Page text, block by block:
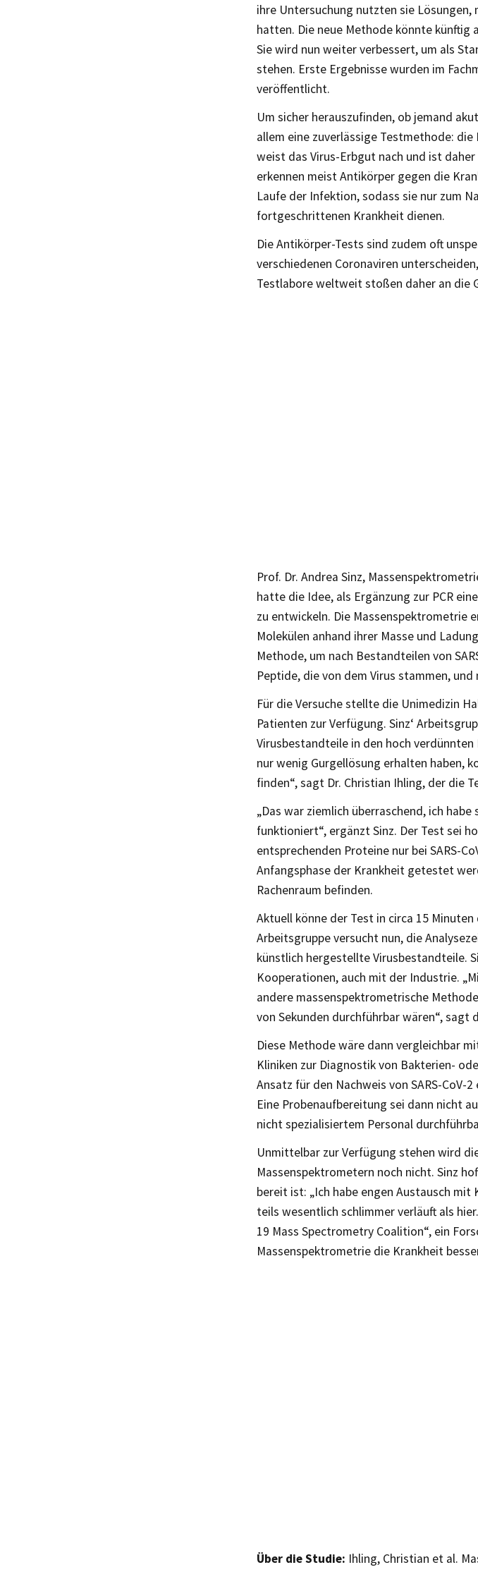
ihre Untersuchung nutzten sie
hatten. Die neue Methode könnte künftig
Sie wird nun weiter verbessert, um als
stehen. Erste Ergebnisse wurden im
veröffentlicht.
Um sicher herauszufinden, ob jemand
allem eine zuverlässige Testmethode:
weist das Virus-Erbgut nach und ist
erkennen meist Antikörper gegen die
Laufe der Infektion, sodass sie nur zum
fortgeschrittenen Krankheit dienen.
Die Antikörper-Tests sind zudem oft
verschiedenen Coronaviren
Testlabore weltweit stoßen daher an die
Prof. Dr. Andrea Sinz,
hatte die Idee, als Ergänzung zur PCR
zu entwickeln. Die Massenspektrometrie
Molekülen anhand ihrer Masse und
Methode, um nach Bestandteilen von
Peptide, die von dem Virus stammen,
Für die Versuche stellte die Unimedizin
Patienten zur Verfügung. Sinz‘
Virusbestandteile in den hoch
nur wenig Gurgellösung erhalten haben,
finden“, sagt Dr. Christian Ihling, der die
„Das war ziemlich überraschend, ich
funktioniert“, ergänzt Sinz. Der Test sei
entsprechenden Proteine nur bei SARS-
Anfangsphase der Krankheit getestet
Rachenraum befinden.
Aktuell könne der Test in circa 15
Arbeitsgruppe versucht nun, die
künstlich hergestellte Virusbestandteile.
Kooperationen, auch mit der Industrie.
andere massenspektrometrische
von Sekunden durchführbar wären“, sagt
Diese Methode wäre dann vergleichbar
Kliniken zur Diagnostik von Bakterien-
Ansatz für den Nachweis von SARS-
Eine Probenaufbereitung sei dann nicht
nicht spezialisiertem Personal
Unmittelbar zur Verfügung stehen wird
Massenspektrometern noch nicht. Sinz
bereit ist: „Ich habe engen Austausch mit
teils wesentlich schlimmer verläuft als
19 Mass Spectrometry Coalition“, ein
Massenspektrometrie die Krankheit
Über die Studie: Ihling, Christian et al.